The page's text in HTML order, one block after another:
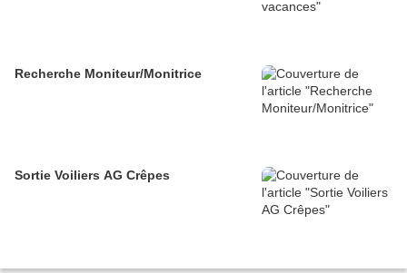
Recherche Moniteur/Monitrice
Sortie Voiliers AG Crêpes